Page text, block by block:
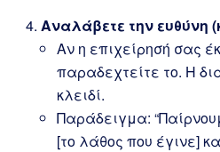
Αναλάβετε την ευθύνη
Αν η επιχείρησή σας
παραδεχτείτε το. Η
κλειδί.
Παράδειγμα:
[το λάθος που έγινε]